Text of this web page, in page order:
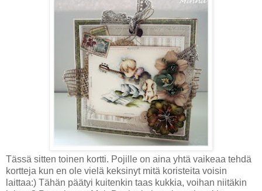
Tässä sitten toinen kortti. Pojille on aina yhtä vaikeaa tehdä
kortteja kun en ole vielä keksinyt mitä koristeita voisin
laittaa:) Tähän päätyi kuitenkin taas kukkia, voihan niitäkin